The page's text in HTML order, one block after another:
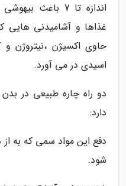
غذاها و آشامیدنی هایی
حاوی اکسیژن ،نیتروژن
اسیدی در می آورد.
دو راه چاره طبیعی در
دارد:
دفع این مواد سمی که به
شود.